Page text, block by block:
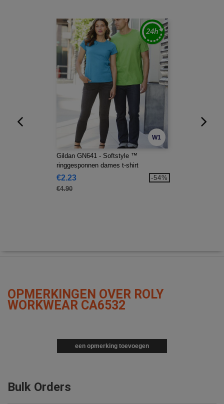
W1
Gildan GN641 - Softstyle ™
ringgesponnen dames t-shirt
€2.23
€4.90
-54%
OPMERKINGEN OVER ROLY
WORKWEAR CA6532
een opmerking toevoegen
Bulk Orders